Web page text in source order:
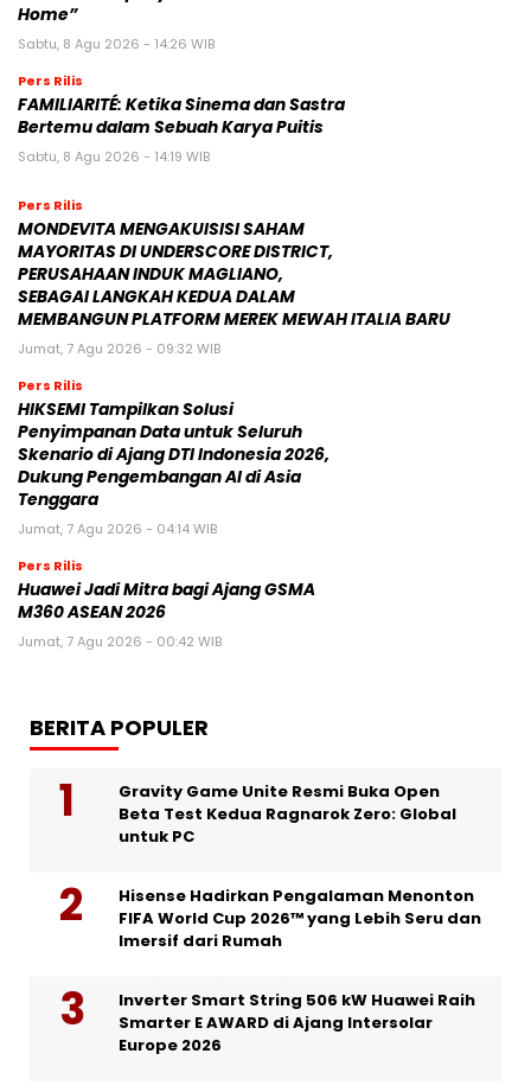
Home”
Sabtu, 8 Agu 2026 - 14:26 WIB
Pers Rilis
FAMILIARITÉ: Ketika Sinema dan Sastra
Bertemu dalam Sebuah Karya Puitis
Sabtu, 8 Agu 2026 - 14:19 WIB
Pers Rilis
MONDEVITA MENGAKUISISI SAHAM
MAYORITAS DI UNDERSCORE DISTRICT,
PERUSAHAAN INDUK MAGLIANO,
SEBAGAI LANGKAH KEDUA DALAM
MEMBANGUN PLATFORM MEREK MEWAH ITALIA BARU
Jumat, 7 Agu 2026 - 09:32 WIB
Pers Rilis
HIKSEMI Tampilkan Solusi
Penyimpanan Data untuk Seluruh
Skenario di Ajang DTI Indonesia 2026,
Dukung Pengembangan AI di Asia
Tenggara
Jumat, 7 Agu 2026 - 04:14 WIB
Pers Rilis
Huawei Jadi Mitra bagi Ajang GSMA
M360 ASEAN 2026
Jumat, 7 Agu 2026 - 00:42 WIB
BERITA POPULER
Gravity Game Unite Resmi Buka Open
Beta Test Kedua Ragnarok Zero: Global
untuk PC
Hisense Hadirkan Pengalaman Menonton
FIFA World Cup 2026™ yang Lebih Seru dan
Imersif dari Rumah
Inverter Smart String 506 kW Huawei Raih
Smarter E AWARD di Ajang Intersolar
Europe 2026